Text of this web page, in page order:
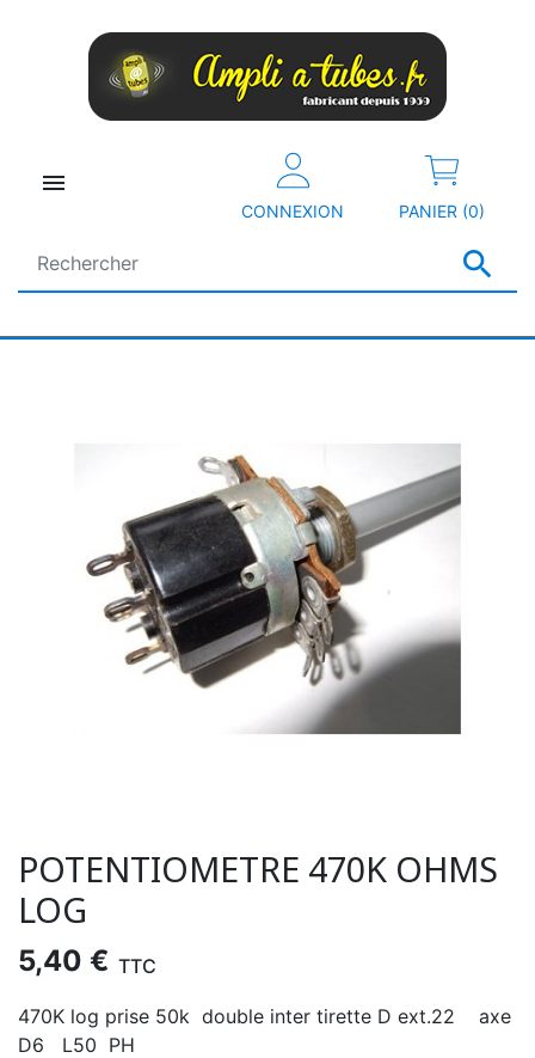


CONNEXION PANIER (0)
POTENTIOMETRE 470K OHMS
LOG
5,40 € TTC
470K log prise 50k double inter tirette D ext.22 axe
D6 L50 PH